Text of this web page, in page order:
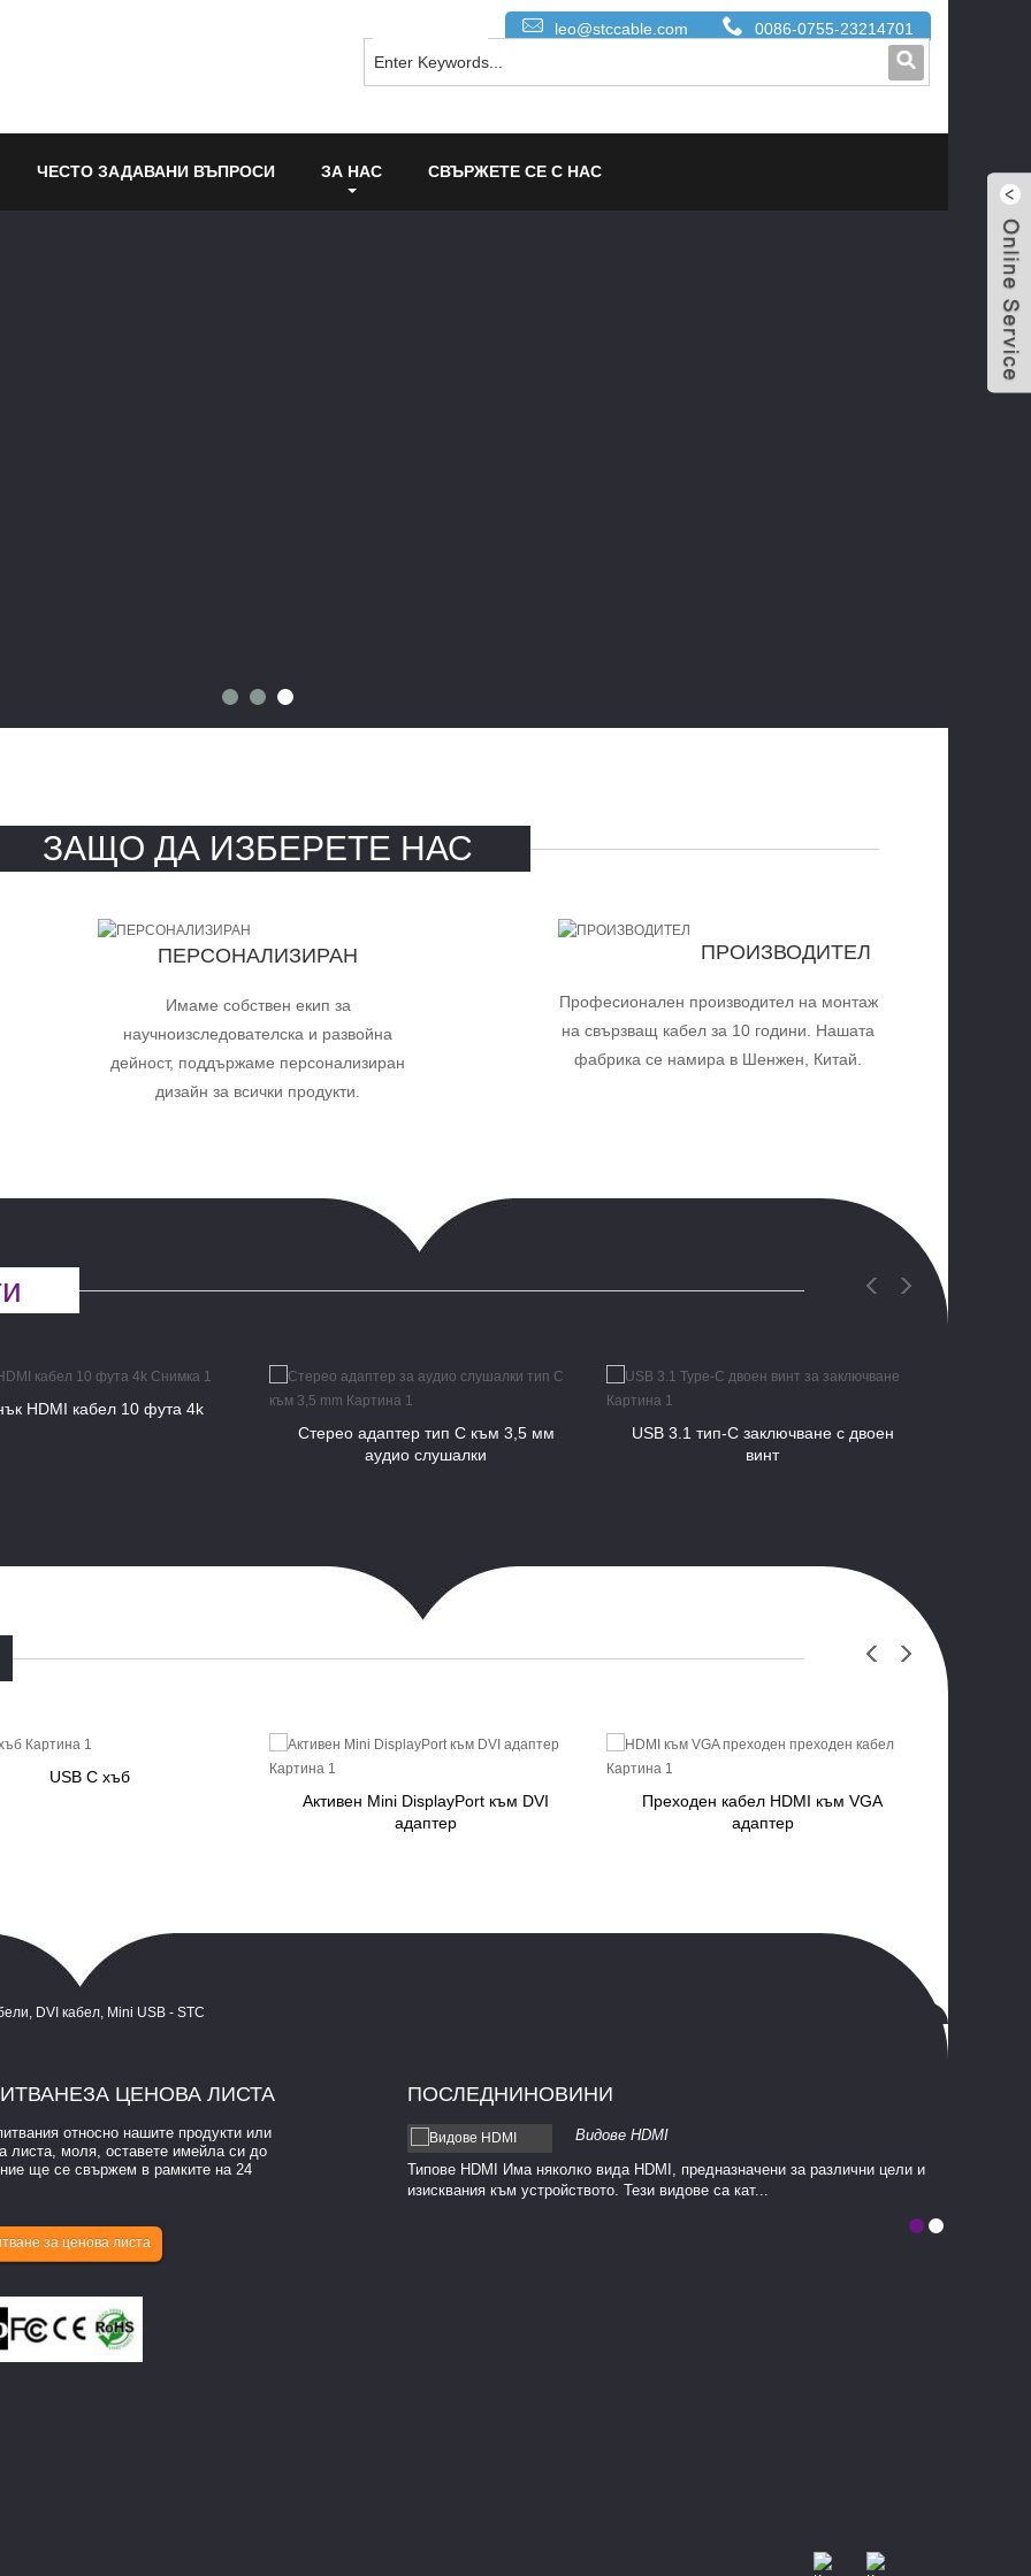
0086-0755-23214701
leo@stccable.com
ЧЕСТО ЗАДАВАНИ ВЪПРОСИ ЗА НАС СВЪРЖЕТЕ СЕ С НАС
ЗАЩО ДА ИЗБЕРЕТЕ НАС
ПЕРСОНАЛИЗИРАН
Имаме собствен екип за
научноизследователска и развойна
дейност, поддържаме персонализиран
дизайн за всички продукти.
ПРОИЗВОДИТЕЛ
Професионален производител на монтаж
на свързващ кабел за 10 години. Нашата
фабрика се намира в Шенжен, Китай.
HDMI кабел 10 фута 4k
Стерео адаптер тип C към 3,5 мм
аудио слушалки
USB 3.1 тип-C заключване с двоен
винт
USB C хъб
Активен Mini DisplayPort към DVI
адаптер
Преходен кабел HDMI към VGA
адаптер
ЗА ЦЕНОВА ЛИСТА
относно нашите продукти или
листа, моля, оставете имейла си до
ще се свържем в рамките на 24
за ценова листа
ПОСЛЕДНИНОВИНИ
Какво означава HDMI?
Какво означава HDMI? HDMI означава High-Definition
Това е стандарт за предаване на високо качество...
Видове HDMI
Типове HDMI Има няколко вида HDMI, предназначени за различни цели и
изисквания към устройството. Тези видове са кат...